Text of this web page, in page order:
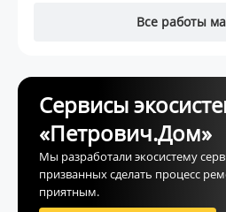
Все работы
Сервисы
«Петрович.Дом»
Мы разработали экосистему
призванных сделать процесс
приятным.